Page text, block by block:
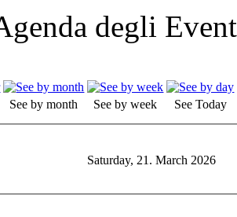
degli
See by month See by week
See Today
Saturday, 21. March 2026